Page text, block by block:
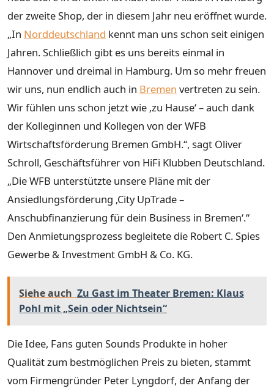
der zweite Shop, der in diesem Jahr neu eröffnet wurde.
„In Norddeutschland kennt man uns schon seit einigen
Jahren. Schließlich gibt es uns bereits einmal in
Hannover und dreimal in Hamburg. Um so mehr freuen
wir uns, nun endlich auch in Bremen vertreten zu sein.
Wir fühlen uns schon jetzt wie ‚zu Hause‘ – auch dank
der Kolleginnen und Kollegen von der WFB
Wirtschaftsförderung Bremen GmbH.“, sagt Oliver
Schroll, Geschäftsführer von HiFi Klubben Deutschland.
„Die WFB unterstützte unsere Pläne mit der
Ansiedlungsförderung ‚City UpTrade –
Anschubfinanzierung für dein Business in Bremen‘.“
Den Anmietungsprozess begleitete die Robert C. Spies
Gewerbe & Investment GmbH & Co. KG.
Siehe auch Zu Gast im Theater Bremen: Klaus
Pohl mit „Sein oder Nichtsein“
Die Idee, Fans guten Sounds Produkte in hoher
Qualität zum bestmöglichen Preis zu bieten, stammt
vom Firmengründer Peter Lyngdorf, der Anfang der